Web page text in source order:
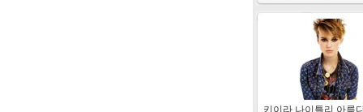
키이라 나이틀리 아름